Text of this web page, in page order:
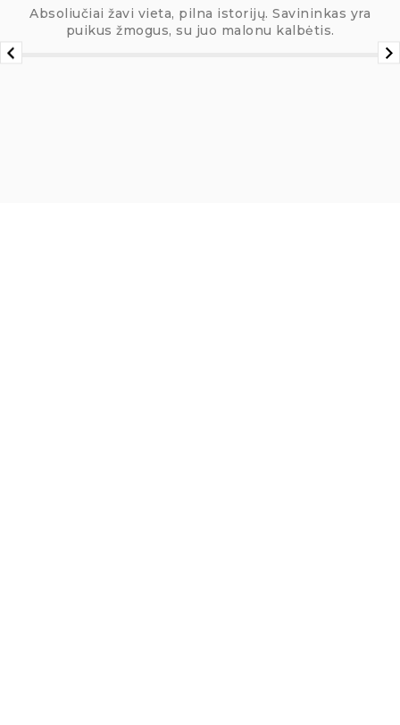
Absoliučiai žavi vieta, pilna istorijų. Savininkas yra
puikus žmogus, su juo malonu kalbėtis.